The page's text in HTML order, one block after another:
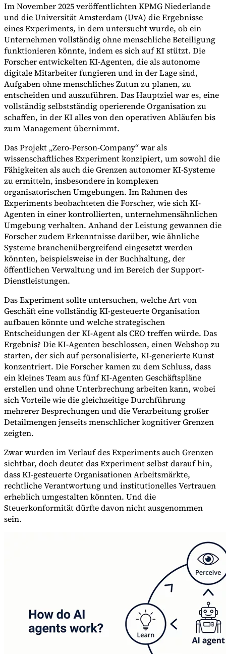
Im November 2025 veröffentlichten KPMG Niederlande
und die Universität Amsterdam (UvA) die Ergebnisse
eines Experiments, in dem untersucht wurde, ob ein
Unternehmen vollständig ohne menschliche Beteiligung
funktionieren könnte, indem es sich auf KI stützt. Die
Forscher entwickelten KI-Agenten, die als autonome
digitale Mitarbeiter fungieren und in der Lage sind,
Aufgaben ohne menschliches Zutun zu planen, zu
entscheiden und auszuführen. Das Hauptziel war es, eine
vollständig selbstständig operierende Organisation zu
schaffen, in der KI alles von den operativen Abläufen bis
zum Management übernimmt.
Das Projekt „Zero-Person-Company“ war als
wissenschaftliches Experiment konzipiert, um sowohl die
Fähigkeiten als auch die Grenzen autonomer KI-Systeme
zu ermitteln, insbesondere in komplexen
organisatorischen Umgebungen. Im Rahmen des
Experiments beobachteten die Forscher, wie sich KI-
Agenten in einer kontrollierten, unternehmensähnlichen
Umgebung verhalten. Anhand der Leistung gewannen die
Forscher zudem Erkenntnisse darüber, wie ähnliche
Systeme branchenübergreifend eingesetzt werden
könnten, beispielsweise in der Buchhaltung, der
öffentlichen Verwaltung und im Bereich der Support-
Dienstleistungen.
Das Experiment sollte untersuchen, welche Art von
Geschäft eine vollständig KI-gesteuerte Organisation
aufbauen könnte und welche strategischen
Entscheidungen der KI-Agent als CEO treffen würde. Das
Ergebnis? Die KI-Agenten beschlossen, einen Webshop zu
starten, der sich auf personalisierte, KI-generierte Kunst
konzentriert. Die Forscher kamen zu dem Schluss, dass
ein kleines Team aus fünf KI-Agenten Geschäftspläne
erstellen und ohne Unterbrechung arbeiten kann, wobei
sich Vorteile wie die gleichzeitige Durchführung
mehrerer Besprechungen und die Verarbeitung großer
Detailmengen jenseits menschlicher kognitiver Grenzen
zeigten.
Zwar wurden im Verlauf des Experiments auch Grenzen
sichtbar, doch deutet das Experiment selbst darauf hin,
dass KI-gesteuerte Organisationen Arbeitsmärkte,
rechtliche Verantwortung und institutionelles Vertrauen
erheblich umgestalten könnten. Und die
Steuerkonformität dürfte davon nicht ausgenommen
sein.